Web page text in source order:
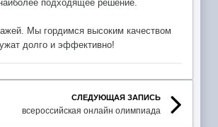
подходящее решение.
Мы гордимся высоким качеством
долго и эффективно!
СЛЕДУЮЩАЯ ЗАПИСЬ
всероссийская онлайн олимпиада